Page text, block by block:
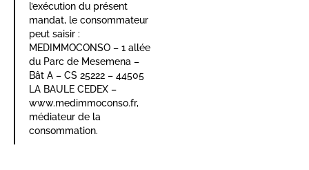
l’exécution du présent
mandat, le consommateur
peut saisir :
MEDIMMOCONSO – 1 allée
du Parc de Mesemena –
Bât A – CS 25222 – 44505
LA BAULE CEDEX –
www.medimmoconso.fr,
médiateur de la
consommation.